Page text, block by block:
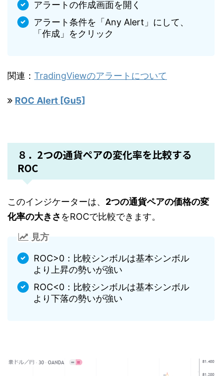
アラートの作成画面を開く
アラート条件を「Any Alert」にして、
「作成」をクリック
関連： TradingViewのアラートについて
ROC Alert [Gu5]
８．2つの通貨ペアの変化率を比較する
ROC
このインジケーターは、 2つの通貨ペアの価格の変
化率の大きさ をROCで比較できます。
見方
ROC>0：比較シンボルは基本シンボル
より上昇の勢いが強い
ROC<0：比較シンボルは基本シンボル
より下落の勢いが強い